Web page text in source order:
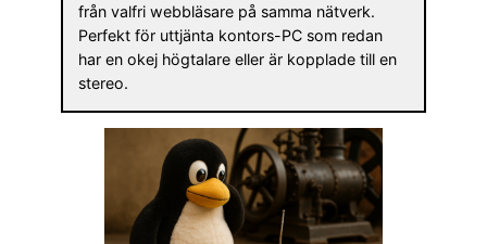
från valfri webbläsare på samma nätverk.
Perfekt för uttjänta kontors-PC som redan
har en okej högtalare eller är kopplade till en
stereo.